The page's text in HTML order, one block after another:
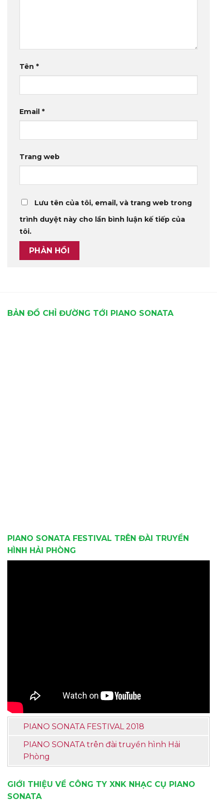
Tên *
Email *
Trang web
Lưu tên của tôi, email, và trang web trong
trình duyệt này cho lần bình luận kế tiếp của
tôi.
BẢN ĐỒ CHỈ ĐƯỜNG TỚI PIANO SONATA
PIANO SONATA FESTIVAL TRÊN ĐÀI TRUYỀN
HÌNH HẢI PHÒNG
PIANO SONATA FESTIVAL 2018
PIANO SONATA trên đài truyền hình Hải
Phòng
GIỚI THIỆU VỀ CÔNG TY XNK NHẠC CỤ PIANO
SONATA